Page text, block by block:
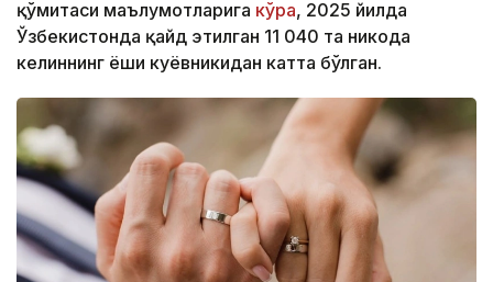
қўмитаси маълумотларига кўра, 2025 йилда
Ўзбекистонда қайд этилган 11 040 та никоҳда
келиннинг ёши куёвникидан катта бўлган.